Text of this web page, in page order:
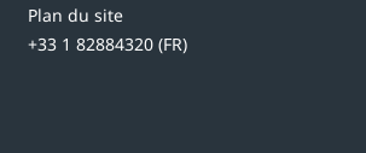
Plan du site
+33 1 82884320 (FR)